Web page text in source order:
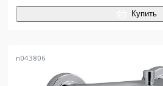
Купить
n043806